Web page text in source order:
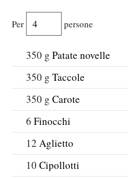
Per persone
350 g Patate novelle
350 g Taccole
350 g Carote
6 Finocchi
12 Aglietto
10 Cipollotti